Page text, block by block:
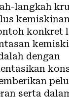
langkah
konkret
dengan
serta